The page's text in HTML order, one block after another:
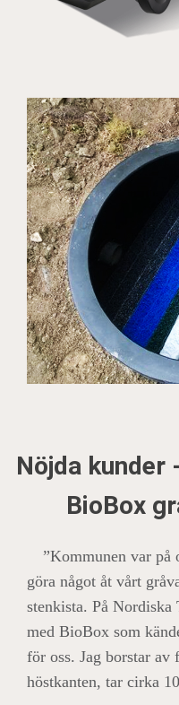
Nöjda kunder
BioBox
”Kommunen var på
göra något åt vårt
stenkista. På
med BioBox som
för oss. Jag borstar av
höstkanten, tar cirka